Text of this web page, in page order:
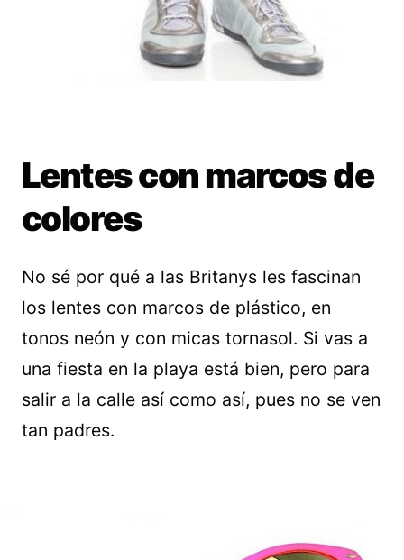
Lentes con marcos de
colores
No sé por qué a las Britanys les fascinan
los lentes con marcos de plástico, en
tonos neón y con micas tornasol. Si vas a
una fiesta en la playa está bien, pero para
salir a la calle así como así, pues no se ven
tan padres.